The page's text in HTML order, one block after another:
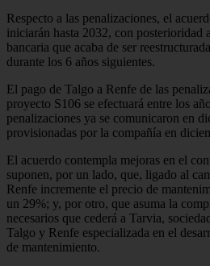
Respecto a las penalizaciones, el
iniciarán hasta 2032, con posterioridad
bancaria que acaba de ser
durante los 6 años siguientes.
El pago de Talgo a Renfe de las
proyecto S106 se efectuará entre los
penalizaciones ya se comunicaron en
provisionadas por la compañía en
El acuerdo contempla mejoras en el
suponen, por un lado, que, ligado al
Renfe incremente el precio de
un 29%; y, por otro, que asuma la
necesarios que cederá a Tarvia,
Talgo y Renfe especializada en el
de mantenimiento.